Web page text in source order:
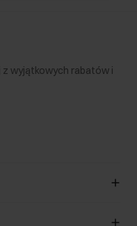
z wyjątkowych rabatów i